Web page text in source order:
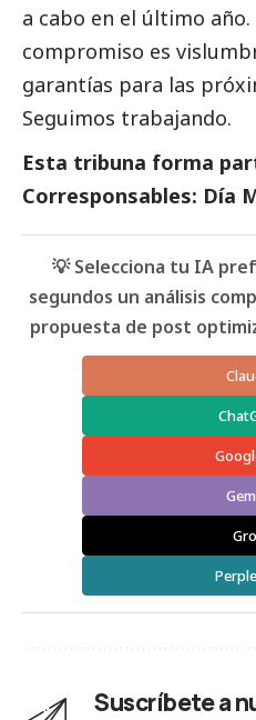
a cabo en el último
compromiso es
garantías para las
Seguimos trabajando.
Esta tribuna forma
Corresponsables: Día
💡 Selecciona tu IA
segundos un análisis
propuesta de post
Suscríbete a